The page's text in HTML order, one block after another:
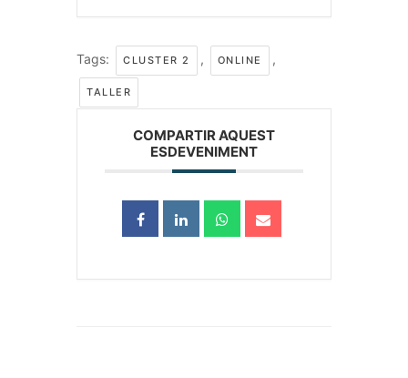
Tags: CLUSTER 2 , ONLINE ,
TALLER
COMPARTIR AQUEST
ESDEVENIMENT